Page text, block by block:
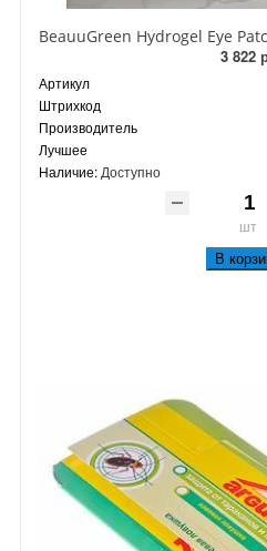
3 822
Артикул
Штрихкод
Производитель
Лучшее
Наличие: Доступно
шт
В